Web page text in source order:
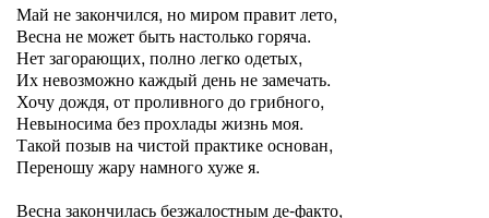
Май не закончился, но миром правит лето,
Весна не может быть настолько горяча.
Нет загорающих, полно легко одетых,
Их невозможно каждый день не замечать.
Хочу дождя, от проливного до грибного,
Невыносима без прохлады жизнь моя.
Такой позыв на чистой практике основан,
Переношу жару намного хуже я.
Весна закончилась безжалостным де-факто,